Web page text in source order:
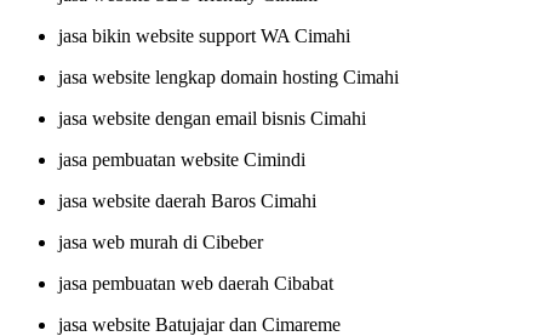
jasa bikin website support WA Cimahi
jasa website lengkap domain hosting Cimahi
jasa website dengan email bisnis Cimahi
jasa pembuatan website Cimindi
jasa website daerah Baros Cimahi
jasa web murah di Cibeber
jasa pembuatan web daerah Cibabat
jasa website Batujajar dan Cimareme